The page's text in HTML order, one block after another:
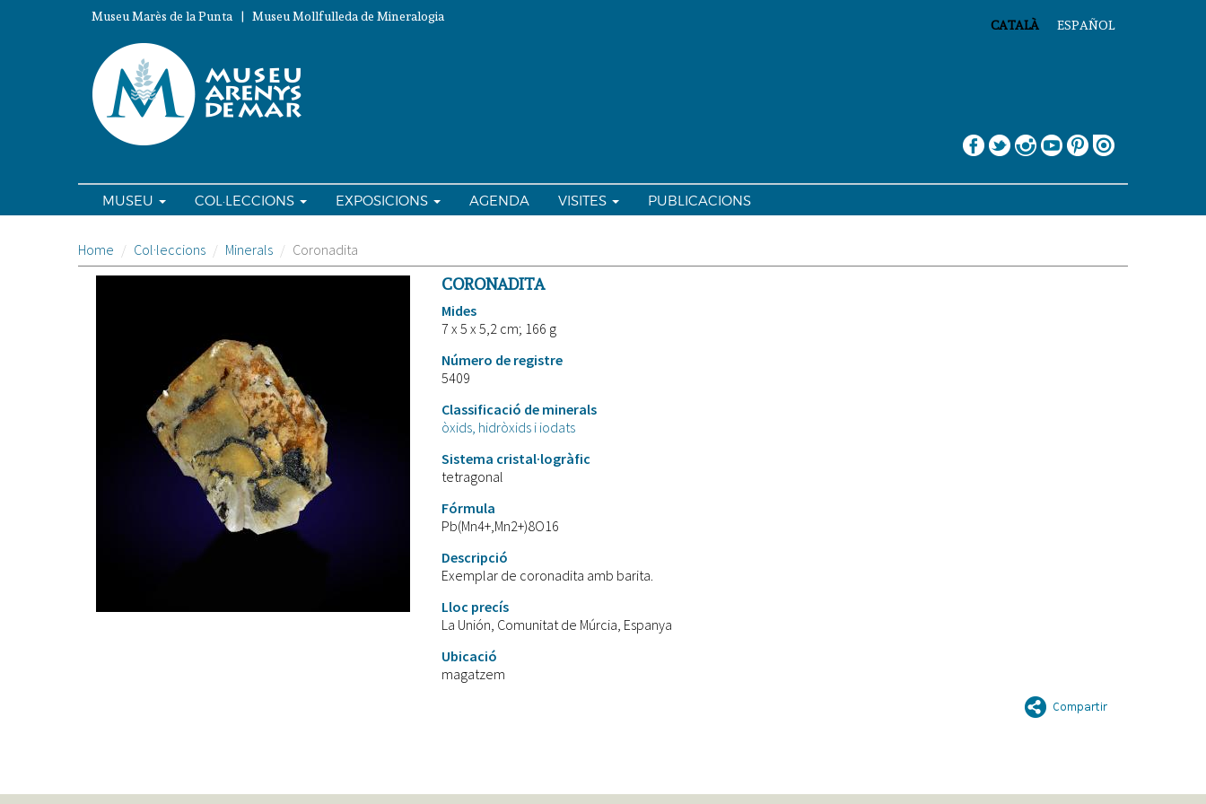
ESPAÑOL
CATALÀ
Museu Marès de la Punta | Museu Mollfulleda de Mineralogia
MUSEU COL·LECCIONS EXPOSICIONS AGENDA VISITES PUBLICACIONS
Home Col·leccions Minerals Coronadita
CORONADITA
Mides
7 x 5 x 5,2 cm; 166 g
Número de registre
5409
Classificació de minerals
òxids, hidròxids i iodats
Sistema cristal·logràfic
tetragonal
Fórmula
Pb(Mn4+,Mn2+)8O16
Descripció
Exemplar de coronadita amb barita.
Lloc precís
La Unión, Comunitat de Múrcia, Espanya
Ubicació
magatzem